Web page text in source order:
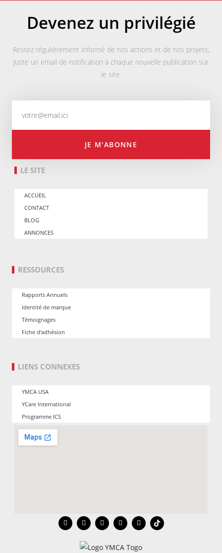
Devenez un privilégié
Restez régulièrement informé de nos actions et de nos projets;
Juste un email de notification à chaque nouvelle publication sur
le site.
JE M'ABONNE
LE SITE
ACCUEIL
CONTACT
BLOG
ANNONCES
RESSOURCES
Rapports Annuels
Identité de marque
Témoignages
Fiche d’adhésion
LIENS CONNEXES
YMCA USA
YCare International
Programme ICS